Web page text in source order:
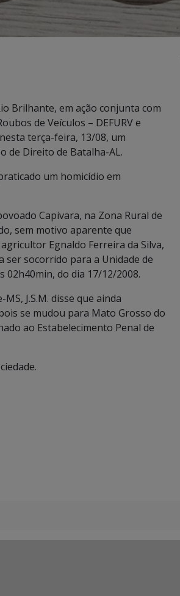
Brilhante, em ação conjunta com
de Veículos – DEFURV e
terça-feira, 13/08, um
de Direito de Batalha-AL.
um homicídio em
Capivara, na Zona Rural de
sem motivo aparente que
Egnaldo Ferreira da Silva,
ser socorrido para a Unidade de
02h40min, do dia 17/12/2008.
J.S.M. disse que ainda
se mudou para Mato Grosso do
ao Estabelecimento Penal de